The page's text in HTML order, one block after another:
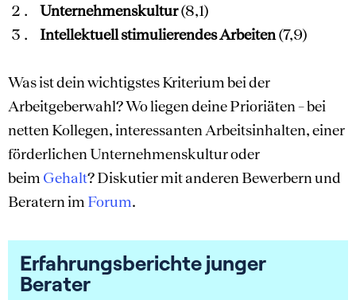
Unternehmenskultur(8,1)
Intellektuell stimulierendes Arbeiten(7,9)
Was ist dein wichtigstes Kriterium bei der
Arbeitgeberwahl? Wo liegen deine Prioriäten – bei
netten Kollegen, interessanten Arbeitsinhalten, einer
förderlichen Unternehmenskultur oder
beim Gehalt? Diskutier mit anderen Bewerbern und
Beratern im Forum.
Erfahrungsberichte junger
Berater